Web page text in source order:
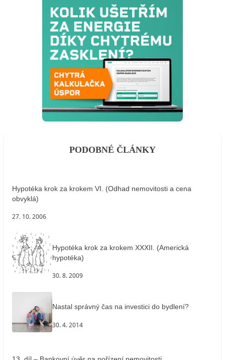
PODOBNÉ ČLÁNKY
Hypotéka krok za krokem VI. (Odhad nemovitosti a cena
obvyklá)
27. 10. 2006
Hypotéka krok za krokem XXXII. (Americká
hypotéka)
30. 8. 2009
Nastal správný čas na investici do bydlení?
30. 4. 2014